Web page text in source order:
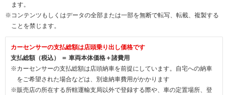
ます。
※コンテンツもしくはデータの全部または一部を無断で転写、転載、複製する
ことを禁じます。
カーセンサーの支払総額は店頭乗り出し価格です
支払総額（税込） ＝ 車両本体価格＋諸費用
※カーセンサーの支払総額は店頭納車を前提にしています。自宅への納車
をご希望された場合などは、別途納車費用がかかります
※販売店の所在する所轄運輸支局以外で登録する際や、車の定置場所、登